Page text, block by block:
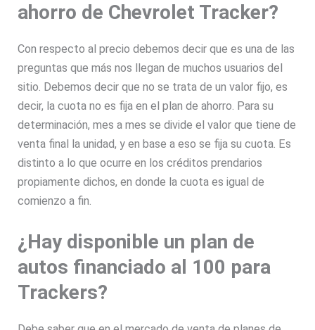
ahorro de Chevrolet Tracker?
Con respecto al precio debemos decir que es una de las
preguntas que más nos llegan de muchos usuarios del
sitio. Debemos decir que no se trata de un valor fijo, es
decir, la cuota no es fija en el plan de ahorro. Para su
determinación, mes a mes se divide el valor que tiene de
venta final la unidad, y en base a eso se fija su cuota. Es
distinto a lo que ocurre en los créditos prendarios
propiamente dichos, en donde la cuota es igual de
comienzo a fin.
¿Hay disponible un plan de
autos financiado al 100 para
Trackers?